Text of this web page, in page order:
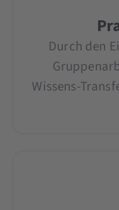
Durch den
Wissens-